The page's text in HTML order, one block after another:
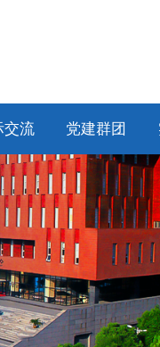
交流
公告
动态
项目
党建群团
通知公告
党务工作
工会工作
纪委工作